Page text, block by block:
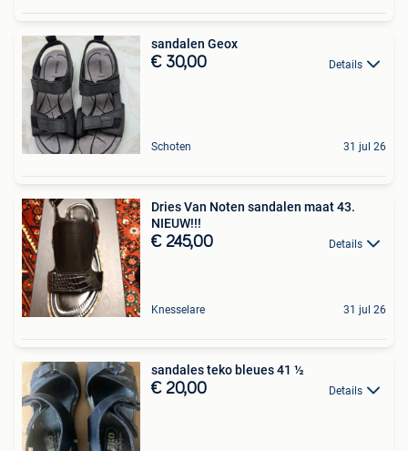
sandalen Geox
€ 30,00 Details
Schoten 31 jul 26
Dries Van Noten sandalen maat 43.
NIEUW!!!
€ 245,00 Details
Knesselare 31 jul 26
sandales teko bleues 41 ½
€ 20,00 Details